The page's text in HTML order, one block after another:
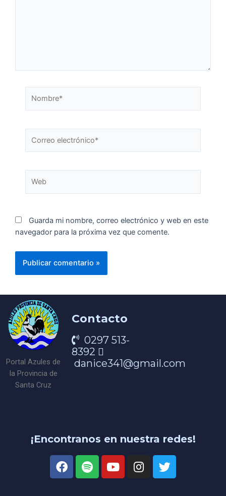
Guarda mi nombre, correo electrónico y web en este
navegador para la próxima vez que comente.
Portal Azules de
la Provincia de
Santa Cruz
Contacto
0297 513-
8392
danice341@gmail.com
¡Encontranos en nuestra redes!